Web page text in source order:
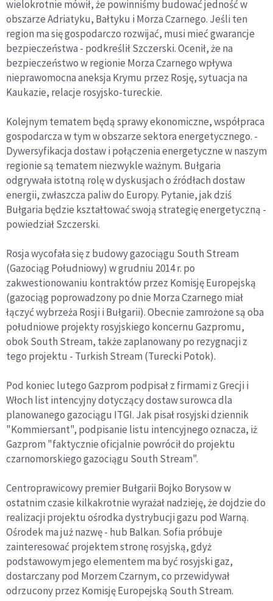
wielokrotnie mówił, że powinniśmy budować jedność w
obszarze Adriatyku, Bałtyku i Morza Czarnego. Jeśli ten
region ma się gospodarczo rozwijać, musi mieć gwarancje
bezpieczeństwa - podkreślił Szczerski. Ocenił, że na
bezpieczeństwo w regionie Morza Czarnego wpływa
nieprawomocna aneksja Krymu przez Rosję, sytuacja na
Kaukazie, relacje rosyjsko-tureckie.
Kolejnym tematem będą sprawy ekonomiczne, współpraca
gospodarcza w tym w obszarze sektora energetycznego. -
Dywersyfikacja dostaw i połączenia energetyczne w naszym
regionie są tematem niezwykle ważnym. Bułgaria
odgrywała istotną rolę w dyskusjach o źródłach dostaw
energii, zwłaszcza paliw do Europy. Pytanie, jak dziś
Bułgaria będzie kształtować swoją strategię energetyczną -
powiedział Szczerski.
Rosja wycofała się z budowy gazociągu South Stream
(Gazociąg Południowy) w grudniu 2014 r. po
zakwestionowaniu kontraktów przez Komisję Europejską
(gazociąg poprowadzony po dnie Morza Czarnego miał
łączyć wybrzeża Rosji i Bułgarii). Obecnie zamrożone są oba
południowe projekty rosyjskiego koncernu Gazpromu,
obok South Stream, także zaplanowany po rezygnacji z
tego projektu - Turkish Stream (Turecki Potok).
Pod koniec lutego Gazprom podpisał z firmami z Grecji i
Włoch list intencyjny dotyczący dostaw surowca dla
planowanego gazociągu ITGI. Jak pisał rosyjski dziennik
"Kommiersant", podpisanie listu intencyjnego oznacza, iż
Gazprom "faktycznie oficjalnie powrócił do projektu
czarnomorskiego gazociągu South Stream".
Centroprawicowy premier Bułgarii Bojko Borysow w
ostatnim czasie kilkakrotnie wyrażał nadzieję, że dojdzie do
realizacji projektu ośrodka dystrybucji gazu pod Warną.
Ośrodek ma już nazwę - hub Balkan. Sofia próbuje
zainteresować projektem stronę rosyjską, gdyż
podstawowym jego elementem ma być rosyjski gaz,
dostarczany pod Morzem Czarnym, co przewidywał
odrzucony przez Komisję Europejską South Stream.